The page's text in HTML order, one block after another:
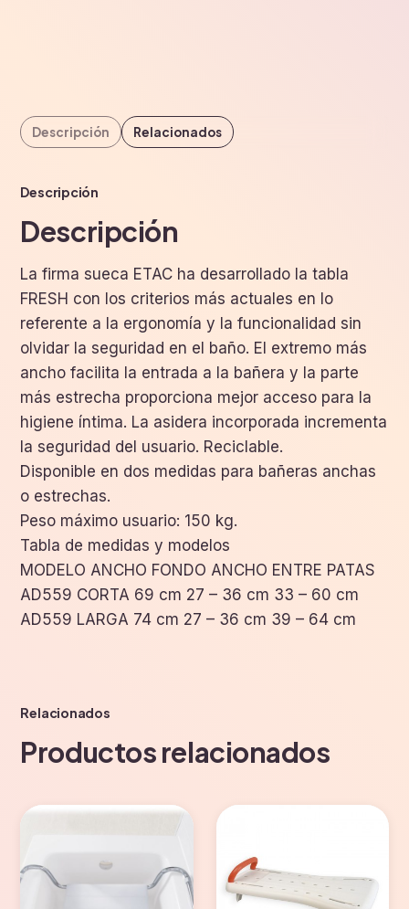
Descripción Relacionados
Descripción
Descripción
La firma sueca ETAC ha desarrollado la tabla
FRESH con los criterios más actuales en lo
referente a la ergonomía y la funcionalidad sin
olvidar la seguridad en el baño. El extremo más
ancho facilita la entrada a la bañera y la parte
más estrecha proporciona mejor acceso para la
higiene íntima. La asidera incorporada incrementa
la seguridad del usuario. Reciclable.
Disponible en dos medidas para bañeras anchas
o estrechas.
Peso máximo usuario: 150 kg.
Tabla de medidas y modelos
MODELO ANCHO FONDO ANCHO ENTRE PATAS
AD559 CORTA 69 cm 27 – 36 cm 33 – 60 cm
AD559 LARGA 74 cm 27 – 36 cm 39 – 64 cm
Relacionados
Productos relacionados